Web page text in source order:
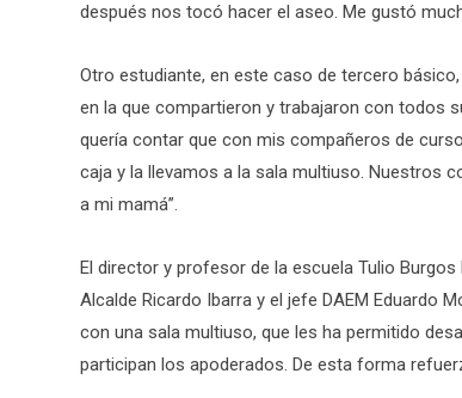
después nos tocó hacer el aseo. Me gustó
Otro estudiante, en este caso de tercero
en la que compartieron y trabajaron con todos
quería contar que con mis compañeros de
caja y la llevamos a la sala multiuso. Nuestros
a mi mamá”.
El director y profesor de la escuela Tulio
Alcalde Ricardo Ibarra y el jefe DAEM Eduardo
con una sala multiuso, que les ha permitido
participan los apoderados. De esta forma